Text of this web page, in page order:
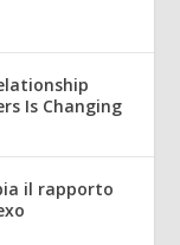
Is Changing
il rapporto